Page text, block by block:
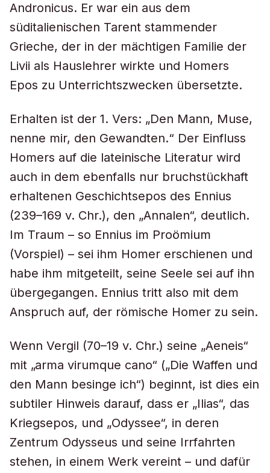
Andronicus. Er war ein aus dem
süditalienischen Tarent stammender
Grieche, der in der mächtigen Familie der
Livii als Hauslehrer wirkte und Homers
Epos zu Unterrichtszwecken übersetzte.
Erhalten ist der 1. Vers: „Den Mann, Muse,
nenne mir, den Gewandten.“ Der Einfluss
Homers auf die lateinische Literatur wird
auch in dem ebenfalls nur bruchstückhaft
erhaltenen Geschichtsepos des Ennius
(239–169 v. Chr.), den „Annalen“, deutlich.
Im Traum – so Ennius im Proömium
(Vorspiel) – sei ihm Homer erschienen und
habe ihm mitgeteilt, seine Seele sei auf ihn
übergegangen. Ennius tritt also mit dem
Anspruch auf, der römische Homer zu sein.
Wenn Vergil (70–19 v. Chr.) seine „Aeneis“
mit „arma virumque cano“ („Die Waffen und
den Mann besinge ich“) beginnt, ist dies ein
subtiler Hinweis darauf, dass er „Ilias“, das
Kriegsepos, und „Odyssee“, in deren
Zentrum Odysseus und seine Irrfahrten
stehen, in einem Werk vereint – und dafür